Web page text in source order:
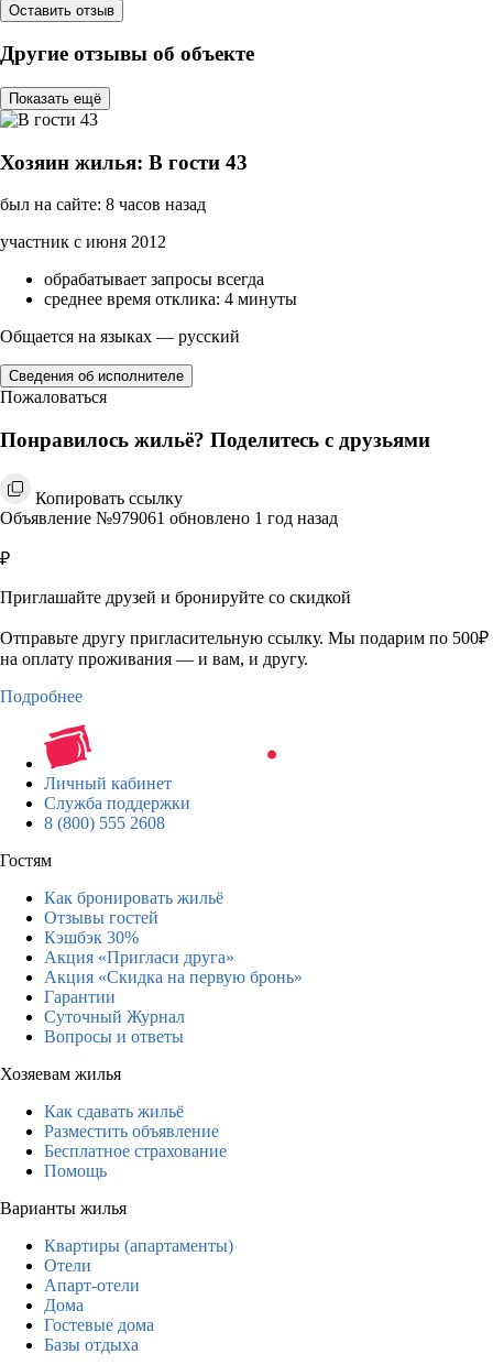
Оставить отзыв
Другие отзывы об объекте
Показать ещё
Хозяин жилья: В гости 43
был на сайте: 8 часов назад
участник с июня 2012
обрабатывает запросы всегда
среднее время отклика: 4 минуты
Общается на языках — русский
Сведения об исполнителе
Пожаловаться
Понравилось жильё? Поделитесь с друзьями
Копировать ссылку
Объявление №979061 обновлено 1 год назад
₽
Приглашайте друзей и бронируйте со скидкой
Отправьте другу пригласительную ссылку. Мы подарим по 500₽
на оплату проживания — и вам, и другу.
Подробнее
Личный кабинет
Служба поддержки
8 (800) 555 2608
Гостям
Как бронировать жильё
Отзывы гостей
Кэшбэк 30%
Акция «Пригласи друга»
Акция «Скидка на первую бронь»
Гарантии
Суточный Журнал
Вопросы и ответы
Хозяевам жилья
Как сдавать жильё
Разместить объявление
Бесплатное страхование
Помощь
Варианты жилья
Квартиры (апартаменты)
Отели
Апарт-отели
Дома
Гостевые дома
Базы отдыха